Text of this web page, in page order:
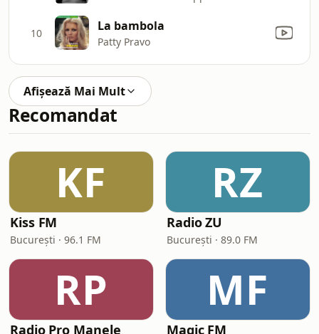
10 La bambola
Patty Pravo
Afișează Mai Mult
Recomandat
KF
Kiss FM
București · 96.1 FM
RZ
Radio ZU
București · 89.0 FM
RP
Radio Pro Manele
MF
Magic FM